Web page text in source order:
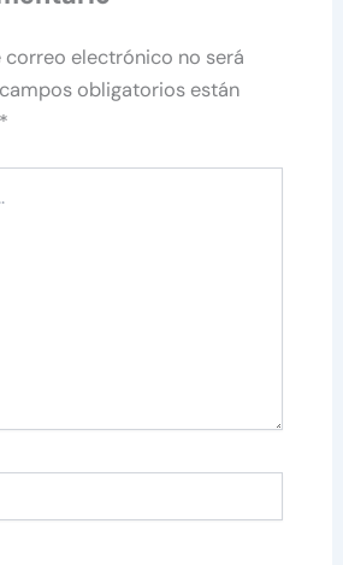
correo electrónico no será
obligatorios están
*